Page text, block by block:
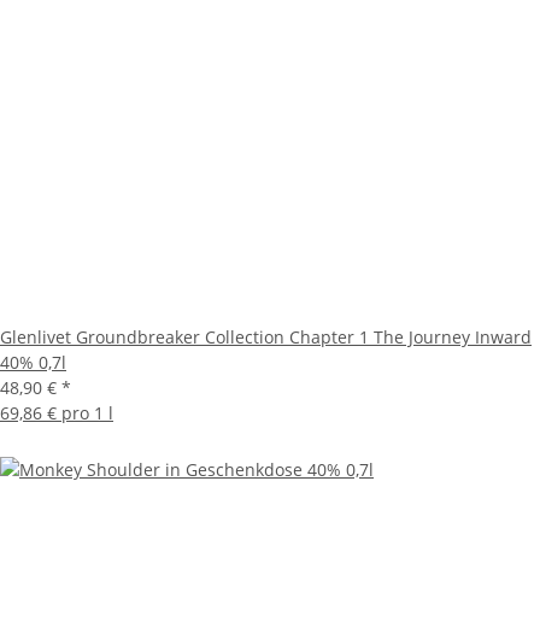
Glenlivet Groundbreaker Collection Chapter 1 The Journey Inward
40% 0,7l
48,90 € *
69,86 € pro 1 l